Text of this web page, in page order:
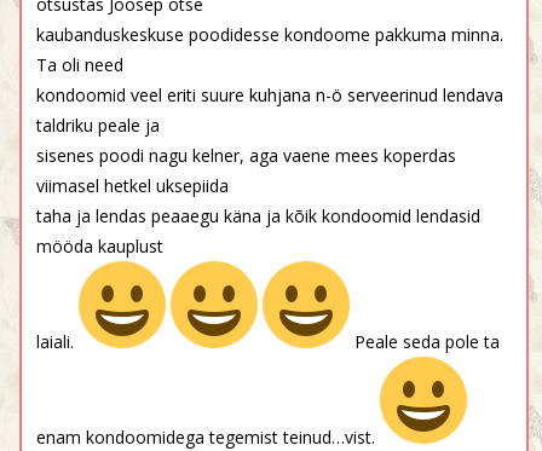
otsustas Joosep otse
kaubanduskeskuse poodidesse kondoome pakkuma minna.
Ta oli need
kondoomid veel eriti suure kuhjana n-ö serveerinud lendava
taldriku peale ja
sisenes poodi nagu kelner, aga vaene mees koperdas
viimasel hetkel uksepiida
taha ja lendas peaaegu käna ja kõik kondoomid lendasid
mööda kauplust
laiali. Peale seda pole ta
enam kondoomidega tegemist teinud…vist.